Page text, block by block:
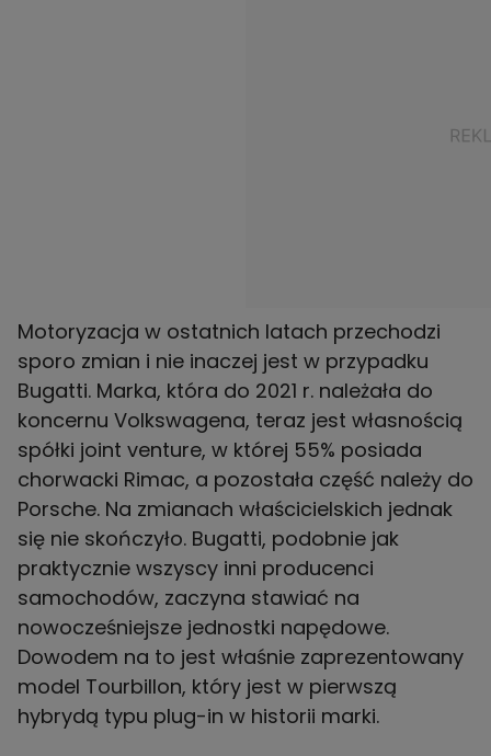
Motoryzacja w ostatnich latach przechodzi
sporo zmian i nie inaczej jest w przypadku
Bugatti. Marka, która do 2021 r. należała do
koncernu Volkswagena, teraz jest własnością
spółki joint venture, w której 55% posiada
chorwacki Rimac, a pozostała część należy do
Porsche. Na zmianach właścicielskich jednak
się nie skończyło. Bugatti, podobnie jak
praktycznie wszyscy inni producenci
samochodów, zaczyna stawiać na
nowocześniejsze jednostki napędowe.
Dowodem na to jest właśnie zaprezentowany
model Tourbillon, który jest w pierwszą
hybrydą typu plug-in w historii marki.